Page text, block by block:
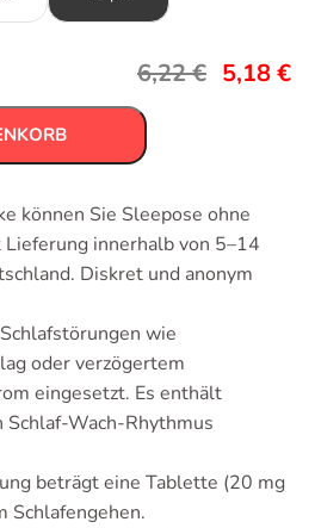
6,22€ 5,18€
können Sie Sleepose ohne
innerhalb von 5–14
Diskret und anonym
wie
oder verzögertem
eingesetzt. Es enthält
Schlaf-Wach-Rhythmus
beträgt eine Tablette (20 mg
Schlafengehen.